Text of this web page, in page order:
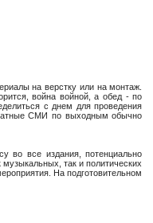
на верстку или на монтаж.
война войной, а обед - по
с днем для проведения
СМИ по выходным обычно
во все издания, потенциально
так и политических
На подготовительном